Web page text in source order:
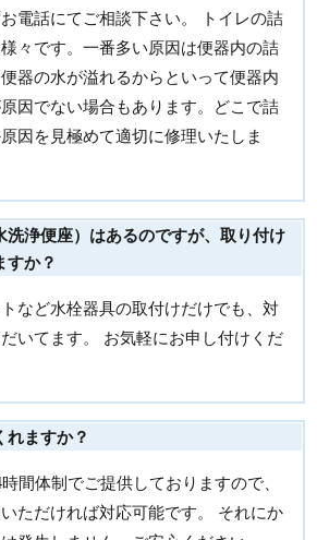
電話にてご相談下さい。 トイレの詰
々です。一番多い原因は便器内の詰
器の水が溢れるからといって便器内
因でない場合もあります。どこで詰
因を見極めて適切に修理いたしま
洗浄便座）はあるのですが、取り付け
すか？
など水栓器具の取付けだけでも、対
いてます。 お気軽にお申し付けくだ
れますか？
間体制でご提供しておりますので、
ただければ対応可能です。 それにか